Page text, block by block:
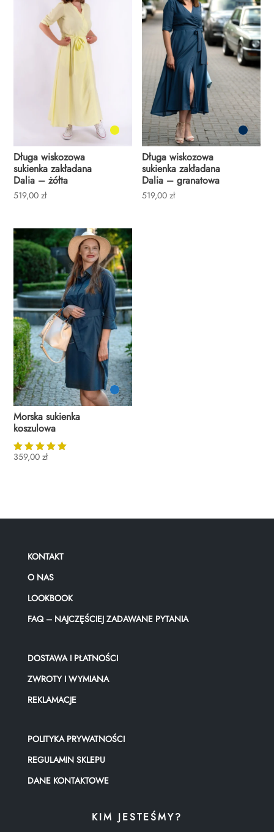
Długa wiskozowa
sukienka zakładana
Dalia – żółta
519,00zł
Długa wiskozowa
sukienka zakładana
Dalia – granatowa
519,00zł
Morska sukienka
koszulowa
Oceniono
359,00zł
KONTAKT
O NAS
LOOKBOOK
FAQ – NAJCZĘŚCIEJ ZADAWANE PYTANIA
DOSTAWA I PŁATNOŚCI
ZWROTY I WYMIANA
REKLAMACJE
POLITYKA PRYWATNOŚCI
REGULAMIN SKLEPU
DANE KONTAKTOWE
KIM JESTEŚMY?